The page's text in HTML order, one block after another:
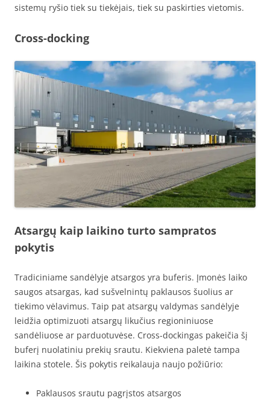
sistemų ryšio tiek su tiekėjais, tiek su paskirties vietomis.
Cross-docking
Atsargų kaip laikino turto sampratos
pokytis
Tradiciniame sandėlyje atsargos yra buferis. Įmonės laiko
saugos atsargas, kad sušvelnintų paklausos šuolius ar
tiekimo vėlavimus. Taip pat atsargų valdymas sandėlyje
leidžia optimizuoti atsargų likučius regioniniuose
sandėliuose ar parduotuvėse. Cross-dockingas pakeičia šį
buferį nuolatiniu prekių srautu. Kiekviena paletė tampa
laikina stotele. Šis pokytis reikalauja naujo požiūrio:
Paklausos srautu pagrįstos atsargos